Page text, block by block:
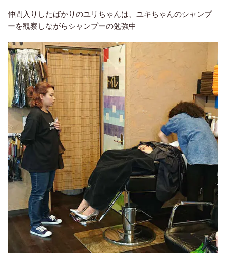
仲間入りしたばかりのユリちゃんは、ユキちゃんのシャンプ
ーを観察しながらシャンプーの勉強中